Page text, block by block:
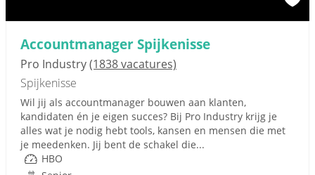
Accountmanager Spijkenisse
Pro Industry(1838 vacatures)
Spijkenisse
Wil jij als accountmanager bouwen aan klanten,
kandidaten én je eigen succes? Bij Pro Industry krijg je
alles wat je nodig hebt tools, kansen en mensen die met
je meedenken. Jij bent de schakel die...
HBO